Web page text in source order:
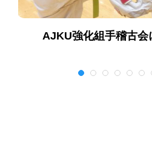
AJKU強化組手稽古